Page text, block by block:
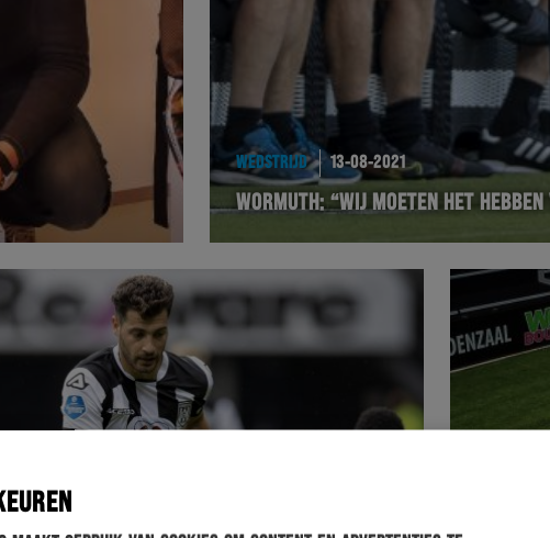
WEDSTRIJD 13-08-2021
WORMUTH: “WIJ MOETEN HET